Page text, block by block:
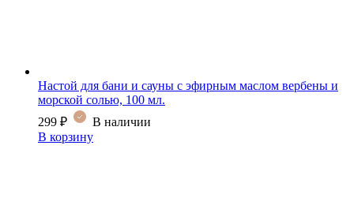
Настой для бани и сауны с эфирным маслом вербены и
морской солью, 100 мл.
299 ₽
В наличии
В корзину